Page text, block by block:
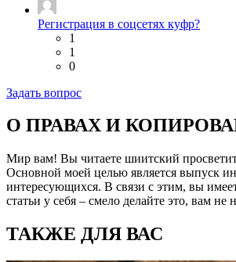
Регистрация в соцсетях куфр?
1
1
0
Задать вопрос
О ПРАВАХ И
Мир вам! Вы читаете шиитский
Основной моей целью является выпуск
интересующихся. В связи с этим, вы
статьи у себя – смело делайте это, вам
ТАКЖЕ ДЛЯ ВАС